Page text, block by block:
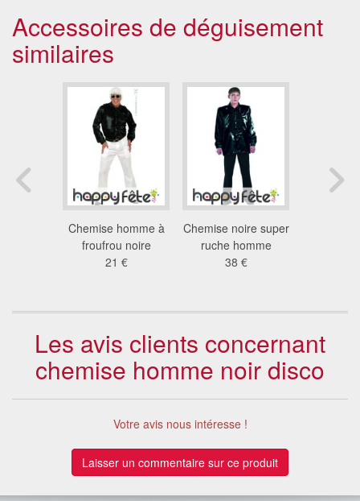
Accessoires de déguisement
similaires
Chemise homme à
froufrou noire
21 €
Chemise noire super
ruche homme
38 €
Les avis clients concernant
chemise homme noir disco
Votre avis nous intéresse !
Laisser un commentaire sur ce produit